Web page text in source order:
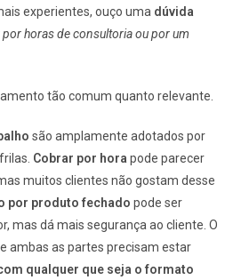
experientes, ouço uma dúvida
horas de consultoria ou por um
tão comum quanto relevante.
são amplamente adotados por
Cobrar por hora pode parecer
muitos clientes não gostam desse
por produto fechado pode ser
mas dá mais segurança ao cliente. O
ambas as partes precisam estar
qualquer que seja o formato